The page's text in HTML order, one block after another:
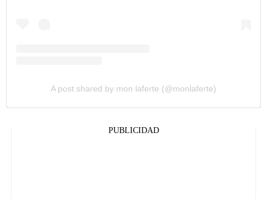
A post shared by mon laferte (@monlaferte)
PUBLICIDAD